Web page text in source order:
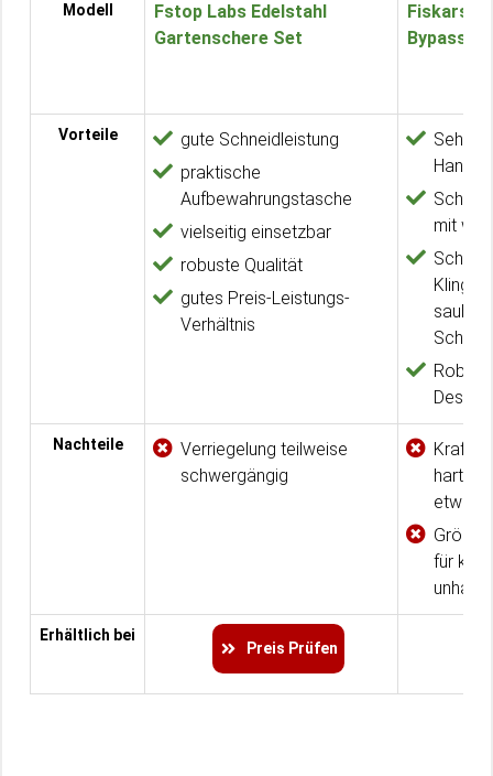
Modell
Fstop Labs Edelstahl
Gartenschere Set
Fiskars
Bypass-
Vorteile
gute Schneidleistung
praktische
Aufbewahrungstasche
vielseitig einsetzbar
robuste Qualität
gutes Preis-Leistungs-
Verhältnis
Sehr
mit
Schnitt
Design
Nachteile
Verriegelung teilweise
schwergängig
harten
etwas
Größe
für
Erhältlich bei
Preis Prüfen